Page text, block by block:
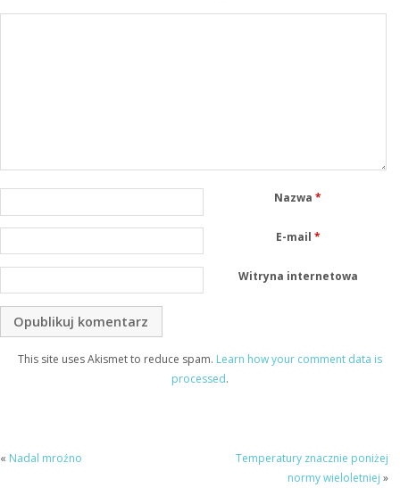
Nazwa*
E-mail *
Witryna internetowa
This site uses Akismet to reduce spam. Learn how your comment data is
processed.
« Nadal mroźno
Temperatury znacznie poniżej
normy wieloletniej »